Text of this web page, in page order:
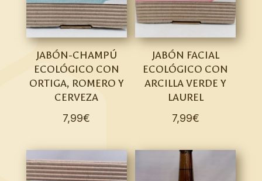
JABÓN-CHAMPÚ
ECOLÓGICO CON
ORTIGA, ROMERO Y
CERVEZA
7,99€
JABÓN FACIAL
ECOLÓGICO CON
ARCILLA VERDE Y
LAUREL
7,99€